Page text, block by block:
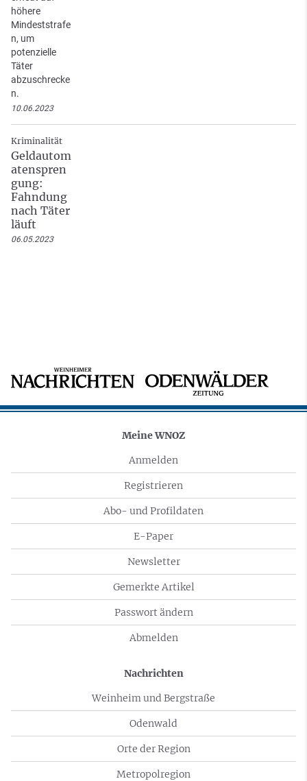
höhere
Mindeststrafe
n, um
potenzielle
Täter
abzuschrecke
n.
10.06.2023
Kriminalität
Geldautom
atenspren
gung:
Fahndung
nach Täter
läuft
06.05.2023
Meine WNOZ
Anmelden
Registrieren
Abo- und Profildaten
E-Paper
Newsletter
Gemerkte Artikel
Passwort ändern
Abmelden
Nachrichten
Weinheim und Bergstraße
Odenwald
Orte der Region
Metropolregion